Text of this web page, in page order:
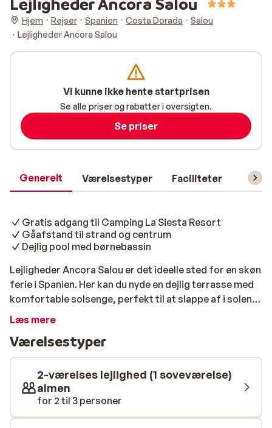
Hjem Rejser Spanien Costa Dorada
Salou
Lejligheder Ancora Salou
Generelt Værelsestyper Faciliteter
Gratis adgang til Camping La Siesta Resort
Gåafstand til strand og centrum
Dejlig pool med børnebassin
Lejligheder Ancora Salou er det ideelle sted for en skøn
ferie i Spanien. Her kan du nyde en dejlig terrasse med
komfortable solsenge, perfekt til at slappe af i solen,
og tage en forfriskende dukkert i swimmingpoolen. For
og have det sjovt. Morgenmaden serveres på Camping
La Siesta, hvor du også har adgang til deres faciliteter.
Vil du tilbringe dagen på stranden? Den kan du nemt nå
til fods, ligesom det livlige centrum – perfekt til at
opleve alt, Salou har at byde på!
Læs mere
Værelsestyper
2-værelses lejlighed (1 soveværelse)
almen
for 2 til 3 personer
Vi kunne ikke hente startprisen
Se alle priser og rabatter i oversigten.
Se priser